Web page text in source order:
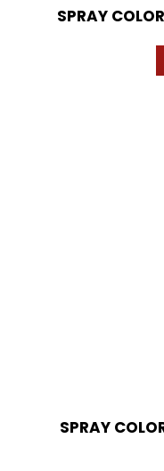
SPRAY
SPRAY